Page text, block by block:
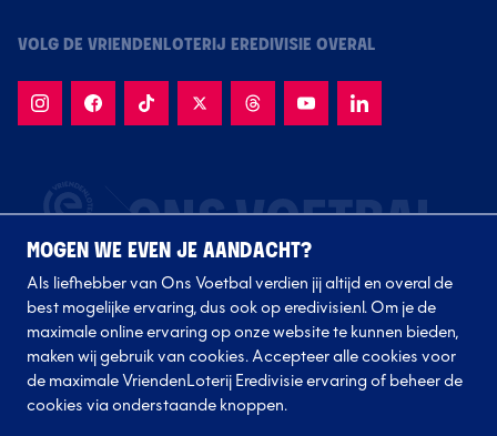
VOLG DE VRIENDENLOTERIJ EREDIVISIE OVERAL
Volg onze clubs
MOGEN WE EVEN JE AANDACHT?
Als liefhebber van Ons Voetbal verdien jij altijd en overal de
best mogelijke ervaring, dus ook op eredivisie.nl. Om je de
maximale online ervaring op onze website te kunnen bieden,
maken wij gebruik van cookies. Accepteer alle cookies voor
de maximale VriendenLoterij Eredivisie ervaring of beheer de
cookies via onderstaande knoppen.